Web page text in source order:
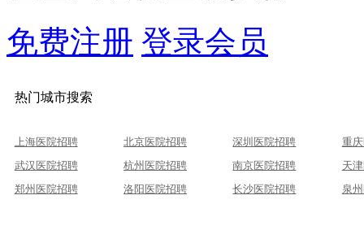
免费注册 登录会员
热门城市搜索
上海医院招聘 北京医院招聘 深圳医院招聘
重
武汉医院招聘
杭州医院招聘 南京医院招聘
天
郑州医院招聘
洛阳医院招聘 长沙医院招聘 泉